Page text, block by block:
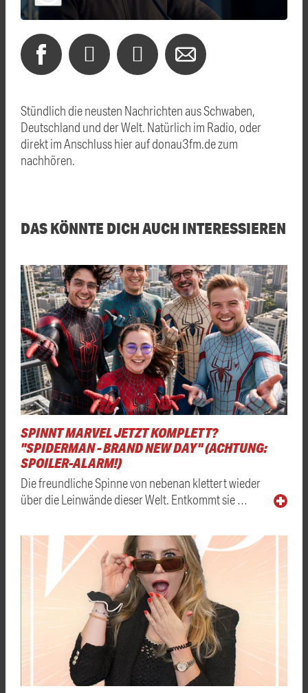
Stündlich die neusten Nachrichten aus Schwaben,
Deutschland und der Welt. Natürlich im Radio, oder
direkt im Anschluss hier auf donau3fm.de zum
nachhören.
DAS KÖNNTE DICH AUCH INTERESSIEREN
SPINNT MARVEL JETZT KOMPLETT?
"SPIDERMAN - BRAND NEW DAY" (ACHTUNG:
SPOILER-ALARM!)
Die freundliche Spinne von nebenan klettert wieder
über die Leinwände dieser Welt. Entkommt sie …